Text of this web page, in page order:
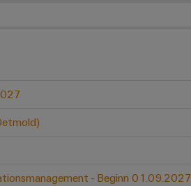
- Beginn 01.09.2027